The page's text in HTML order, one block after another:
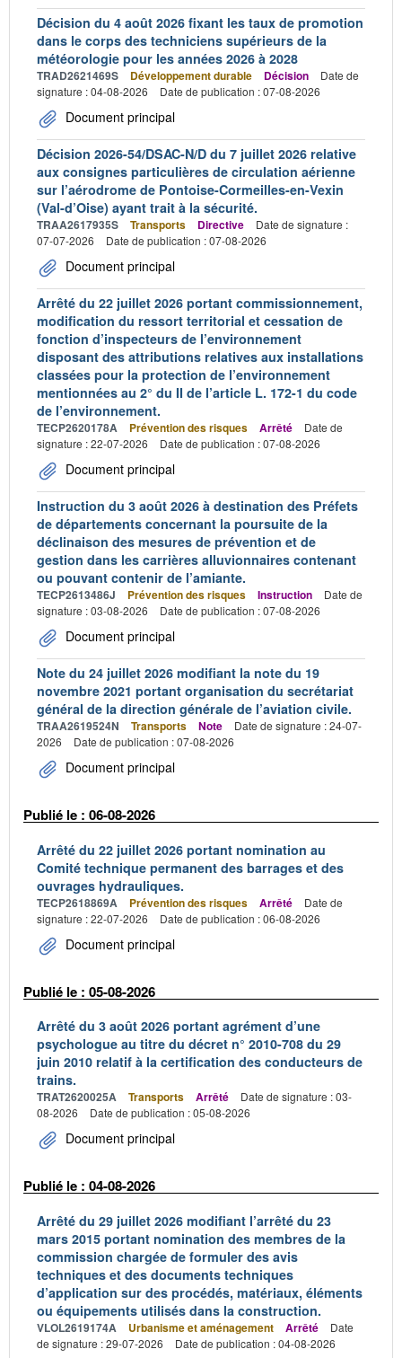
Décision du 4 août 2026 fixant les taux de promotion
dans le corps des techniciens supérieurs de la
météorologie pour les années 2026 à 2028
TRAD2621469S Développement durable Décision
Date de
signature : 04-08-2026
Date de publication : 07-08-2026
Document principal
Décision 2026-54/DSAC-N/D du 7 juillet 2026 relative
aux consignes particulières de circulation aérienne
sur l’aérodrome de Pontoise-Cormeilles-en-Vexin
(Val-d’Oise) ayant trait à la sécurité.
TRAA2617935S Transports Directive
Date de signature :
07-07-2026
Date de publication : 07-08-2026
Document principal
Arrêté du 22 juillet 2026 portant commissionnement,
modification du ressort territorial et cessation de
fonction d’inspecteurs de l’environnement
disposant des attributions relatives aux installations
classées pour la protection de l’environnement
mentionnées au 2° du II de l’article L. 172-1 du code
de l’environnement.
TECP2620178A Prévention des risques Arrêté
Date de
signature : 22-07-2026
Date de publication : 07-08-2026
Document principal
Instruction du 3 août 2026 à destination des Préfets
de départements concernant la poursuite de la
déclinaison des mesures de prévention et de
gestion dans les carrières alluvionnaires contenant
ou pouvant contenir de l’amiante.
TECP2613486J Prévention des risques Instruction
Date de
signature : 03-08-2026
Date de publication : 07-08-2026
Document principal
Note du 24 juillet 2026 modifiant la note du 19
novembre 2021 portant organisation du secrétariat
général de la direction générale de l’aviation civile.
TRAA2619524N Transports Note
Date de signature : 24-07-
2026
Date de publication : 07-08-2026
Document principal
Publié le : 06-08-2026
Arrêté du 22 juillet 2026 portant nomination au
Comité technique permanent des barrages et des
ouvrages hydrauliques.
TECP2618869A Prévention des risques Arrêté
Date de
signature : 22-07-2026
Date de publication : 06-08-2026
Document principal
Publié le : 05-08-2026
Arrêté du 3 août 2026 portant agrément d’une
psychologue au titre du décret n° 2010-708 du 29
juin 2010 relatif à la certification des conducteurs de
trains.
TRAT2620025A Transports Arrêté
Date de signature : 03-
08-2026
Date de publication : 05-08-2026
Document principal
Publié le : 04-08-2026
Arrêté du 29 juillet 2026 modifiant l’arrêté du 23
mars 2015 portant nomination des membres de la
commission chargée de formuler des avis
techniques et des documents techniques
d’application sur des procédés, matériaux, éléments
ou équipements utilisés dans la construction.
VLOL2619174A Urbanisme et aménagement Arrêté
Date
de signature : 29-07-2026
Date de publication : 04-08-2026